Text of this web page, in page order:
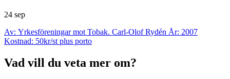
24 sep
Av: Yrkesföreningar mot Tobak. Carl-Olof Rydén År: 2007
Kostnad: 50kr/st plus porto
Vad vill du veta mer om?